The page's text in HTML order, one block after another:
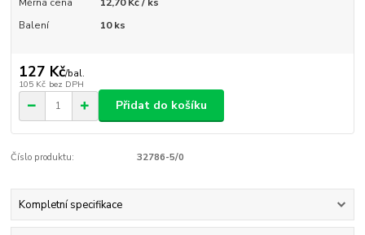
Měrná cena
12,70 Kč / ks
Balení
10 ks
127 Kč/bal.
105 Kč bez DPH
Přidat do košíku
Číslo produktu: 32786-5/0
Kompletní specifikace